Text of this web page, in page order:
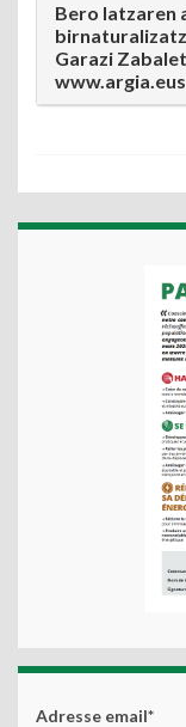
Bero latzaren
Garazi
www.argia.eus
Adresse email*